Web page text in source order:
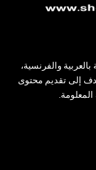
والفرنسية،
إلى تقديم محتوى